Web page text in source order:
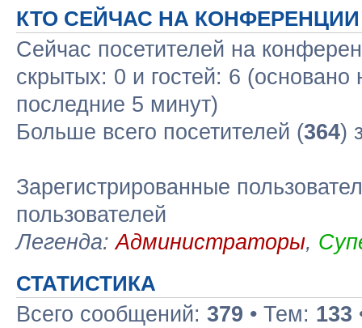
КТО СЕЙЧАС НА КОНФЕРЕНЦИИ
Сейчас посетителей на
скрытых: 0 и гостей: 6 (основано
последние 5 минут)
Больше всего посетителей (364)
Зарегистрированные
пользователей
Легенда:Администраторы,
СТАТИСТИКА
Всего сообщений: 379 • Тем: 133